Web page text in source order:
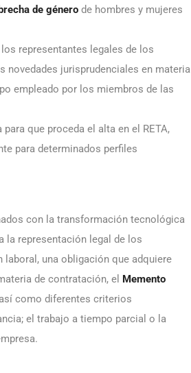
de género de hombres y mujeres
representantes legales de los
novedades jurisprudenciales en materia
empleado por los miembros de las
que proceda el alta en el RETA,
para determinados perfiles
con la transformación tecnológica
la representación legal de los
una obligación que adquiere
de contratación, el Memento
como diferentes criterios
el trabajo a tiempo parcial o la